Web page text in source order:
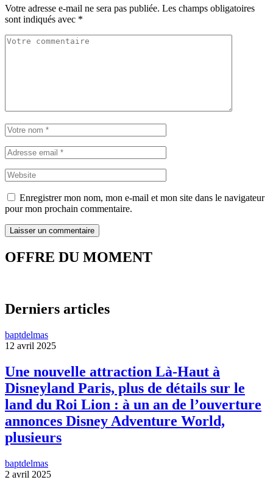
Votre adresse e-mail ne sera pas publiée. Les champs obligatoires
sont indiqués avec *
Enregistrer mon nom, mon e-mail et mon site dans le navigateur
pour mon prochain commentaire.
OFFRE DU MOMENT
Derniers articles
baptdelmas
12 avril 2025
Une nouvelle attraction Là-Haut à
Disneyland Paris, plus de détails sur le
land du Roi Lion : à un an de l’ouverture
annonces Disney Adventure World,
plusieurs
baptdelmas
2 avril 2025